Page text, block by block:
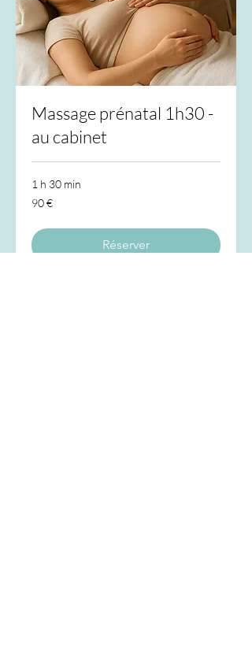
Massage prénatal 1h30 -
au cabinet
1 h 30 min
90
euros
90 €
Réserver